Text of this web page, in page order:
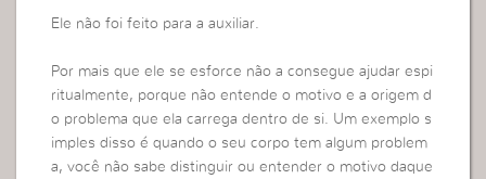
Ele não foi feito para a auxiliar.
Por mais que ele se esforce não a consegue ajudar espi
ritualmente, porque não entende o motivo e a origem d
o problema que ela carrega dentro de si. Um exemplo s
imples disso é quando o seu corpo tem algum problem
a, você não sabe distinguir ou entender o motivo daque